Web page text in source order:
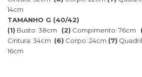
14cm
TAMANHO G (40/42)
(1) Busto: 38cm (2) Compimento: 76cm
Cintura: 34cm (6) Corpo: 24cm (7)
16cm